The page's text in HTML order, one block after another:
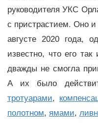
руководителя УКС
с пристрастием. Оно и
августе 2020 года,
известно, что его
дважды не смогла
А их было
тротуарами,
полотном, ямами,